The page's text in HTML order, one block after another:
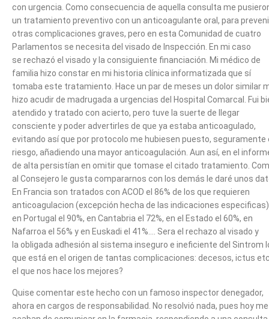
con urgencia. Como consecuencia de aquella consulta me
un tratamiento preventivo con un anticoagulante oral, para
otras complicaciones graves, pero en esta Comunidad de cuatro
Parlamentos se necesita del visado de Inspección. En mi caso
se rechazó el visado y la consiguiente financiación. Mi médico de
familia hizo constar en mi historia clínica informatizada que sí
tomaba este tratamiento. Hace un par de meses un dolor similar
hizo acudir de madrugada a urgencias del Hospital Comarcal. Fui
atendido y tratado con acierto, pero tuve la suerte de
llegar
consciente y poder advertirles de que ya estaba anticoagulado,
evitando asíque por protocolo me hubiesen puesto, seguramente
riesgo, añadiendo una mayor anticoagulación. Aun así, en el
de alta persistían en omitir que tomase el citado tratamiento.
al Consejero le gusta compararnos con los demás le daré unos
En Francia son tratados con ACOD el 86% de los que requieren
anticoagulacion (excepción hecha de las indicaciones
en Portugal el 90%, en Cantabria el 72%, en el Estado el 60%, en
Nafarroa el 56% y en Euskadi el 41%…. Sera el rechazo al visado y
la obligada adhesión al sistema inseguro e ineficiente del Sintrom
que está en el origen de tantas complicaciones: decesos, ictus
el que nos hace los mejores?
Quise comentar este hecho con un famoso inspector denegador,
ahora en cargos de responsabilidad. No resolvió nada, pues hoy me